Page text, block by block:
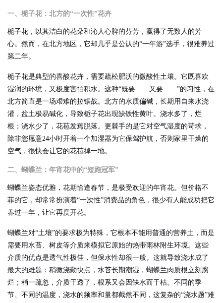
一、栀子花：北方的“一次性”花卉
栀子花，以其洁白的花朵和沁人心脾的芬芳，赢得了无数人的芳
心。然而，在北方地区，它却几乎是公认的“一年游”选手，很难养过
第二年。
栀子花是典型的喜酸花卉，需要疏松肥沃的微酸性土壤。它既喜欢
湿润的环境，又极度害怕积水。这种“既要……又要……”的习性，在
北方简直是一场艰难的拉锯战。北方的水质偏碱，长期用自来水浇
灌，盆土极易碱化，导致栀子花出现缺铁性黄叶。浇水多了，烂
根；浇水少了，花苞发蔫脱落。更棘手的是它对空气湿度的苛求，
除非您愿意24小时开着一个加湿器为它保驾护航，否则家里干燥的
空气，很快会让它的花苞掉一地。
二、蝴蝶兰：年宵花中的“短跑冠军”
蝴蝶兰姿态优雅，花期恰逢春节，是极受欢迎的年宵花。但价格不
菲的它，却常常扮演着“一次性”消费品的角色，很少有人能成功把它
养过一年，让它再度开花。
蝴蝶兰对“土壤”的要求极为特殊，它根本不能用普通的营养土，而是
需要用水苔、树皮等介质来模拟它原始的热带雨林附生环境。这些
介质的优点是透气性极佳，但保水性却很一般。这就导致浇水成了
最大的难题：稍微浇勤快点，水苔长期潮湿，蝴蝶兰肉质根立刻腐
烂；稍一疏忽，介质干透了，根系又会因缺水而干枯。不同的季
节、不同的温度，浇水的频率和量都截然不同，这复杂的“浇水题”难